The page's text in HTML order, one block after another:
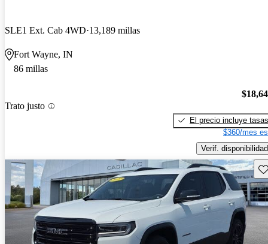
SLE1 Ext. Cab 4WD 13,189 millas
Fort Wayne, IN
86 millas
Trato justo
El precio incluye tasas
$360/mes
Verif. disponibilidad